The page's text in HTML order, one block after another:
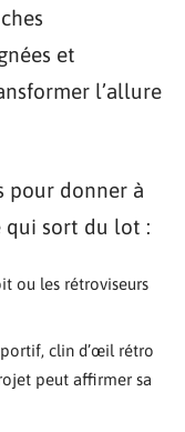
et
l’allure
pour donner à
qui sort du lot :
ou les rétroviseurs
clin d’œil rétro
peut affirmer sa